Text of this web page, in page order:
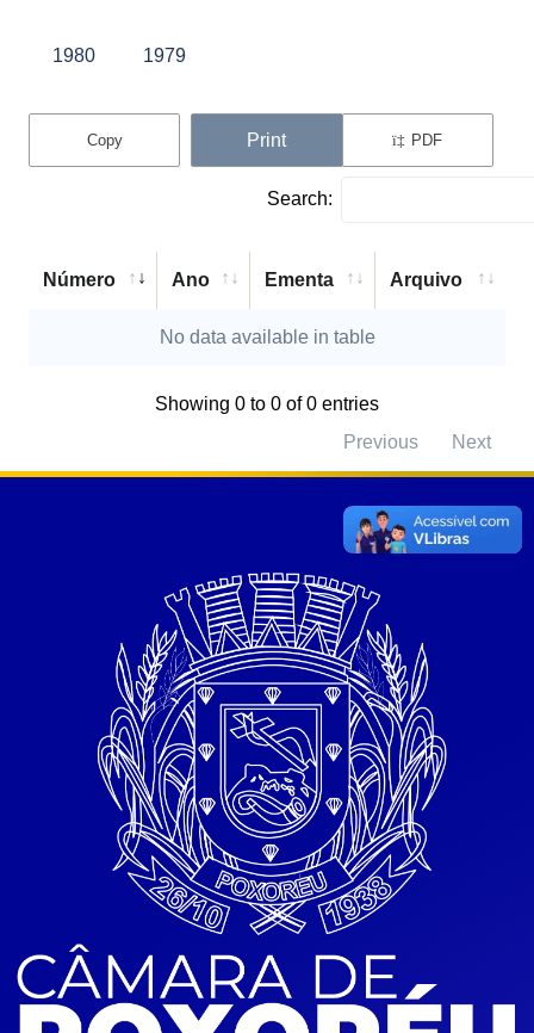
1980 1979
Copy Print PDF
Search:
Número Ano Ementa Arquivo
No data available in table
Showing 0 to 0 of 0 entries
Previous
Next